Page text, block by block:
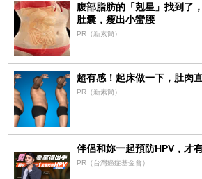
腹部脂肪的「剋星」找到了
肚囊，瘦出小蠻腰
PR（新素簡）
超有感！起床做一下，肚肉
PR（新素簡）
伴侶和妳一起預防HPV，才
PR（台灣癌症基金會）